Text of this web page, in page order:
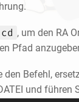
cd , um den RA
Pfad
den Befehl,
und führen